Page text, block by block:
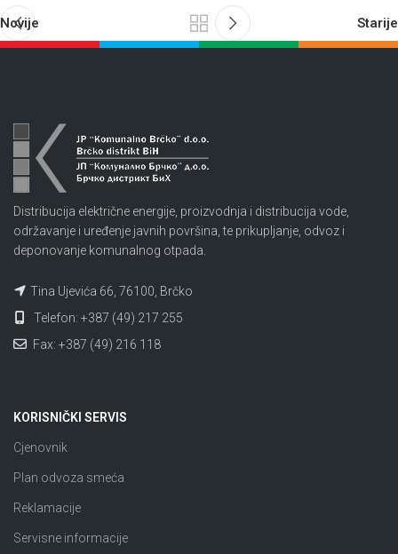
Novije Starije
Distribucija električne energije, proizvodnja i distribucija vode,
održavanje i uređenje javnih površina, te prikupljanje, odvoz i
deponovanje komunalnog otpada.
Tina Ujevića 66, 76100, Brčko
Telefon: +387 (49) 217 255
Fax: +387 (49) 216 118
KORISNIČKI SERVIS
Cjenovnik
Plan odvoza smeća
Reklamacije
Servisne informacije